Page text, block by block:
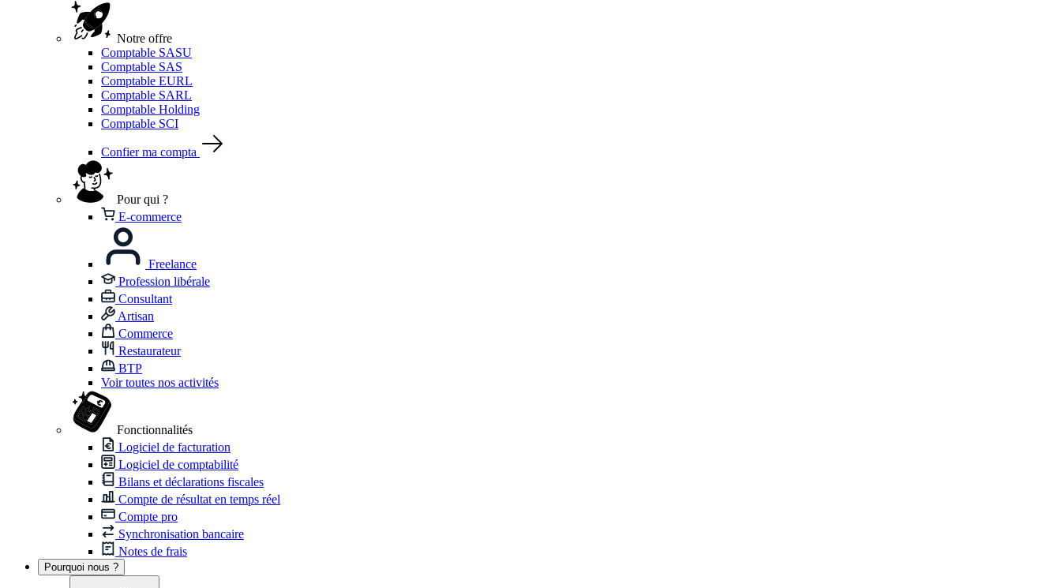
Notre offre
Comptable SASU
Comptable SAS
Comptable EURL
Comptable SARL
Comptable Holding
Comptable SCI
Confier ma compta
Pour qui ?
E-commerce
Freelance
Profession libérale
Consultant
Artisan
Commerce
Restaurateur
BTP
Voir toutes nos activités
Fonctionnalités
Logiciel de facturation
Logiciel de comptabilité
Bilans et déclarations fiscales
Compte de résultat en temps réel
Compte pro
Synchronisation bancaire
Notes de frais
Pourquoi nous ?